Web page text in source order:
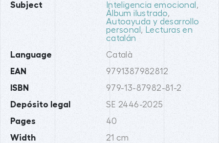
Subject Inteligencia emocional ,
Álbum ilustrado,
Autoayuda y desarrollo
personal , Lecturas en
catalán
Language Català
EAN 9791387982812
ISBN 979-13-87982-81-2
Depósito legal SE 2446-2025
Pages 40
Width 21 cm